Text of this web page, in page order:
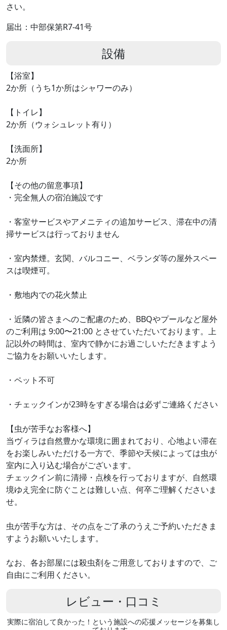
さい。
届出：中部保第R7-41号
設備
【浴室】
2か所（うち1か所はシャワーのみ）
【トイレ】
2か所（ウォシュレット有り）
【洗面所】
2か所
【その他の留意事項】
・完全無人の宿泊施設です
・客室サービスやアメニティの追加サービス、滞在中の清
掃サービスは行っておりません
・室内禁煙。玄関、バルコニー、ベランダ等の屋外スペー
スは喫煙可。
・敷地内での花火禁止
・近隣の皆さまへのご配慮のため、BBQやプールなど屋外
のご利用は 9:00〜21:00 とさせていただいております。上
記以外の時間は、室内で静かにお過ごしいただきますよう
ご協力をお願いいたします。
・ペット不可
・チェックインが23時をすぎる場合は必ずご連絡ください
【虫が苦手なお客様へ】
当ヴィラは自然豊かな環境に囲まれており、心地よい滞在
をお楽しみいただける一方で、季節や天候によっては虫が
室内に入り込む場合がございます。
チェックイン前に清掃・点検を行っておりますが、自然環
境ゆえ完全に防ぐことは難しい点、何卒ご理解くださいま
せ。
虫が苦手な方は、その点をご了承のうえご予約いただきま
すようお願いいたします。
なお、各お部屋には殺虫剤をご用意しておりますので、ご
自由にご利用ください。
レビュー・口コミ
実際に宿泊して良かった！という施設への応援メッセージを募集し